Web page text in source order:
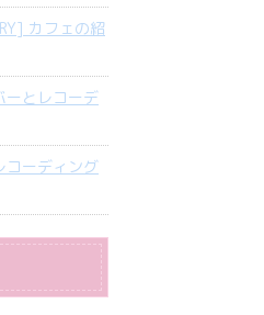
カフェの紹
とレコーデ
ーディング